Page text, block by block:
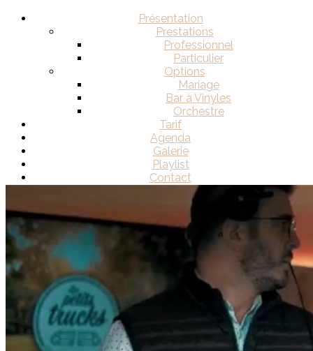
Présentation
Prestations
Professionnel
Particulier
Options
Mariage
Bar à Vinyles
Orchestre
Tarif
Agenda
Galerie
Playlist
Contact